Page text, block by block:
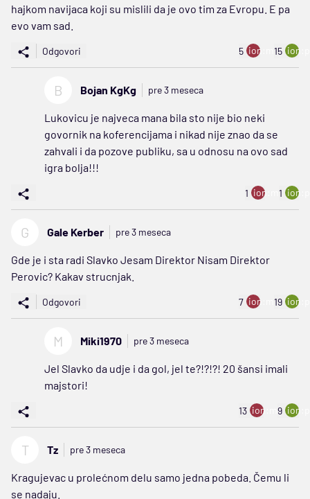
hajkom navijaca koji su mislili da je ovo tim za Evropu. E pa
evo vam sad.
Odgovori 5 ion:minus
15
B Bojan KgKg pre 3 meseca
Lukovicu je najveca mana bila sto nije bio neki
govornik na koferencijama i nikad nije znao da se
zahvali i da pozove publiku, sa u odnosu na ovo sad
igra bolja!!!
1 ion:minus
1
G Gale Kerber pre 3 meseca
Gde je i sta radi Slavko Jesam Direktor Nisam Direktor
Perovic? Kakav strucnjak.
Odgovori 7 ion:minus
19
M Miki1970 pre 3 meseca
Jel Slavko da udje i da gol, jel te?!?!?! 20 šansi imali
majstori!
13 ion:minus
9
T Tz pre 3 meseca
Kragujevac u prolećnom delu samo jedna pobeda. Čemu li
se nadaju.